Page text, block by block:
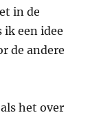
in de
een idee
de andere
het over